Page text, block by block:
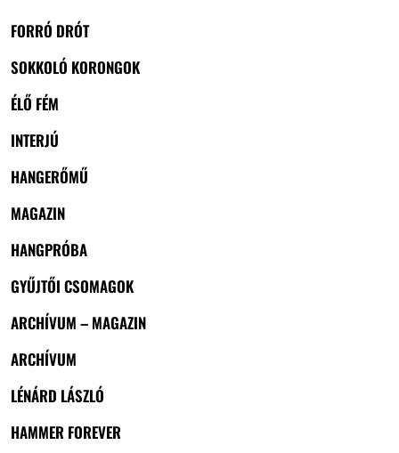
FORRÓ DRÓT
SOKKOLÓ KORONGOK
ÉLŐ FÉM
INTERJÚ
HANGERŐMŰ
MAGAZIN
HANGPRÓBA
GYŰJTŐI CSOMAGOK
ARCHÍVUM – MAGAZIN
ARCHÍVUM
LÉNÁRD LÁSZLÓ
HAMMER FOREVER